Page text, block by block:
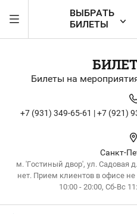
ВЫБРАТЬ
БИЛЕТЫ
Билеты на
+7 (931) 349-65-61 | +7 (921)
Санкт-
м. 'Гостиный двор', ул. Садовая
нет. Прием клиентов в офисе
10:00 - 20:00, Сб-Вс